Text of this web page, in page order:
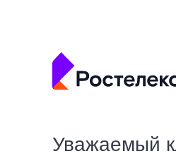
Уважаемый